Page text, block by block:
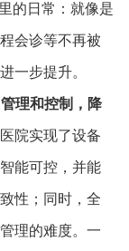
的日常：就像是
会诊等不再被
一步提升。
理和控制，降
院实现了设备
能可控，并能
性；同时，全
理的难度。一